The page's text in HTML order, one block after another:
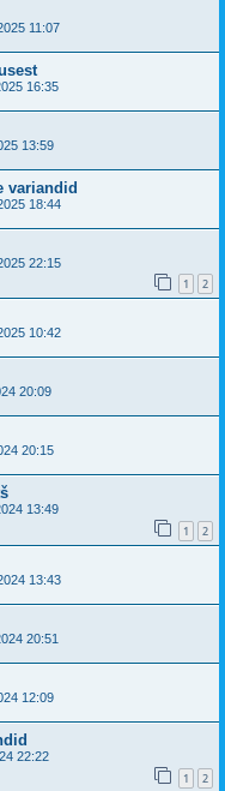
11:07
16:35
13:59
variandid
18:44
22:15
1 2
10:42
20:09
20:15
13:49
1 2
13:43
20:51
12:09
22:22
1 2